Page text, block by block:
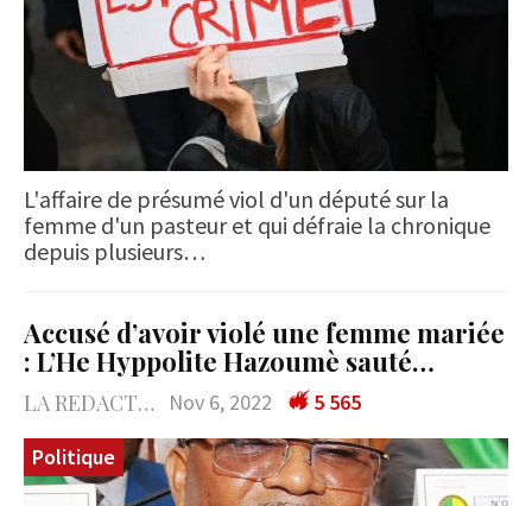
L'affaire de présumé viol d'un député sur la
femme d'un pasteur et qui défraie la chronique
depuis plusieurs…
Accusé d’avoir violé une femme mariée
: L’He Hyppolite Hazoumè sauté…
LA REDACTION Nov 6, 2022
5 565
Politique